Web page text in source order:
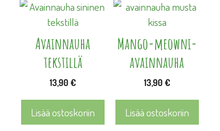
Avainnauha
tekstillä
13,90 €
Lisää ostoskoriin
Mango-meowni-
avainnauha
13,90 €
Lisää ostoskoriin